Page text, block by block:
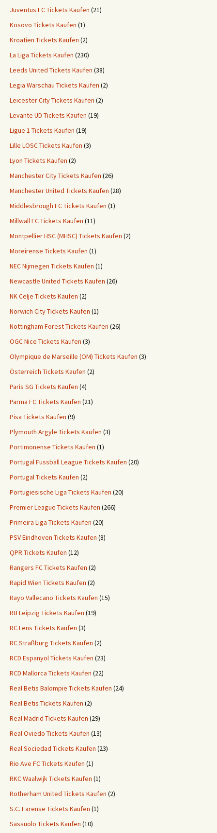
Juventus FC Tickets Kaufen (21)
Kosovo Tickets Kaufen (1)
Kroatien Tickets Kaufen (2)
La Liga Tickets Kaufen (230)
Leeds United Tickets Kaufen (38)
Legia Warschau Tickets Kaufen (2)
Leicester City Tickets Kaufen (2)
Levante UD Tickets Kaufen (19)
Ligue 1 Tickets Kaufen (19)
Lille LOSC Tickets Kaufen (3)
Lyon Tickets Kaufen (2)
Manchester City Tickets Kaufen (26)
Manchester United Tickets Kaufen (28)
Middlesbrough FC Tickets Kaufen (1)
Millwall FC Tickets Kaufen (11)
Montpellier HSC (MHSC) Tickets Kaufen (2)
Moreirense Tickets Kaufen (1)
NEC Nijmegen Tickets Kaufen (1)
Newcastle United Tickets Kaufen (26)
NK Celje Tickets Kaufen (2)
Norwich City Tickets Kaufen (1)
Nottingham Forest Tickets Kaufen (26)
OGC Nice Tickets Kaufen (3)
Olympique de Marseille (OM) Tickets Kaufen (3)
Österreich Tickets Kaufen (2)
Paris SG Tickets Kaufen (4)
Parma FC Tickets Kaufen (21)
Pisa Tickets Kaufen (9)
Plymouth Argyle Tickets Kaufen (3)
Portimonense Tickets Kaufen (1)
Portugal Fussball League Tickets Kaufen (20)
Portugal Tickets Kaufen (2)
Portugiesische Liga Tickets Kaufen (20)
Premier League Tickets Kaufen (266)
Primeira Liga Tickets Kaufen (20)
PSV Eindhoven Tickets Kaufen (8)
QPR Tickets Kaufen (12)
Rangers FC Tickets Kaufen (2)
Rapid Wien Tickets Kaufen (2)
Rayo Vallecano Tickets Kaufen (15)
RB Leipzig Tickets Kaufen (19)
RC Lens Tickets Kaufen (3)
RC Straßburg Tickets Kaufen (2)
RCD Espanyol Tickets Kaufen (23)
RCD Mallorca Tickets Kaufen (22)
Real Betis Balompie Tickets Kaufen (24)
Real Betis Tickets Kaufen (2)
Real Madrid Tickets Kaufen (29)
Real Oviedo Tickets Kaufen (13)
Real Sociedad Tickets Kaufen (23)
Rio Ave FC Tickets Kaufen (1)
RKC Waalwijk Tickets Kaufen (1)
Rotherham United Tickets Kaufen (2)
S.C. Farense Tickets Kaufen (1)
Sassuolo Tickets Kaufen (10)